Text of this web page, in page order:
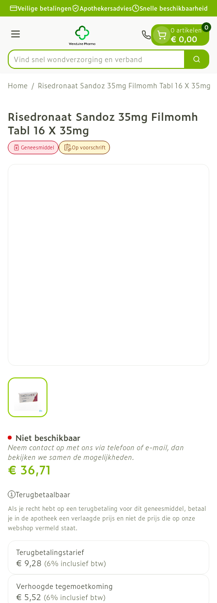
Ga naar de inhoud
1 van 1
Veilige betalingen Apothekersadvies Snelle beschikbaarheid
Menu
Product, merk, categorie...
Vind snel wondverzorging en verband Zoek
0 artikelen
€ 0,00
0
Home / Risedronaat Sandoz 35mg Filmomh Tabl 16 X 35mg
Risedronaat Sandoz 35mg Filmomh
Tabl 16 X 35mg
Op voorschrift
Geneesmiddel
View larger image
€ 36,71
Terugbetaalbaar
Als je recht hebt op een terugbetaling voor dit geneesmiddel, betaal
je in de apotheek een verlaagde prijs en niet de prijs die op onze
webshop vermeld staat.
Terugbetalingstarief
€ 9,28 (6% inclusief btw)
Verhoogde tegemoetkoming
€ 5,52 (6% inclusief btw)
Niet beschikbaar
Neem contact op met ons via telefoon of e-mail, dan
bekijken we samen de mogelijkheden.